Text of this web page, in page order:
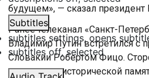
Subtitles
subtitles settings, opens
subtitles off, selected
будущем», — сказал президент
Ранее телеканал «Санкт-
Владимир Путин встретился с
Словакии Робертом Фицо.
сохранение исторической